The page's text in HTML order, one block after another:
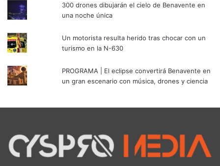
300 drones dibujarán el cielo de Benavente en
una noche única
Un motorista resulta herido tras chocar con un
turismo en la N-630
PROGRAMA | El eclipse convertirá Benavente en
un gran escenario con música, drones y ciencia